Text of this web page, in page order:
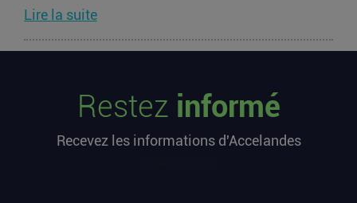
Lire la suite
digitalise l’accompagnement des
voyageurs
Les formalités de voyage demeurent l’une des
zones les moins fluides de l’expérience
Restez informé
Recevez les informations d'Accelandes